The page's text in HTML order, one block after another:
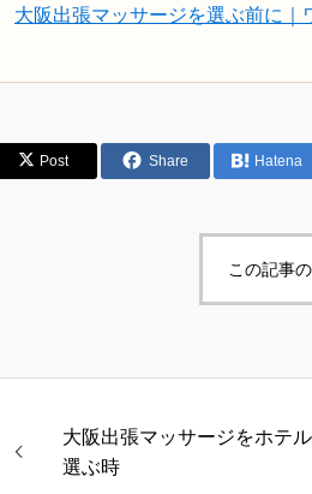
大阪出張マッサージを選ぶ前に｜
Post Share Hatena
この記事
大阪出張マッサージをホテ
選ぶ時